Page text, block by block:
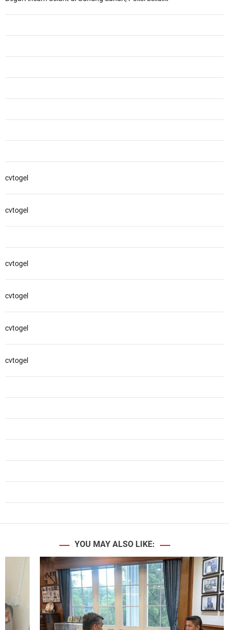
cvtogel
cvtogel
cvtogel
cvtogel
cvtogel
cvtogel
YOU MAY ALSO LIKE: